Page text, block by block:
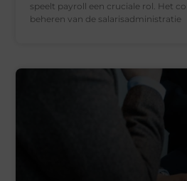
speelt payroll een cruciale rol. Het
beheren van de salarisadministratie